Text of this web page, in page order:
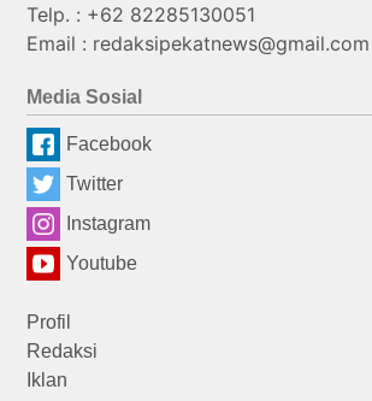
Telp. : +62 82285130051
Email : redaksipekatnews@gmail.com
Media Sosial
Facebook
Twitter
Instagram
Youtube
Profil
Redaksi
Iklan